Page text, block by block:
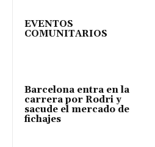
EVENTOS
COMUNITARIOS
Barcelona entra en la
carrera por Rodri y
sacude el mercado de
fichajes